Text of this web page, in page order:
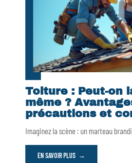
Toiture : Peut-on
même ?
précautions et
Imaginez la scène : un marteau
EN SAVOIR PLUS